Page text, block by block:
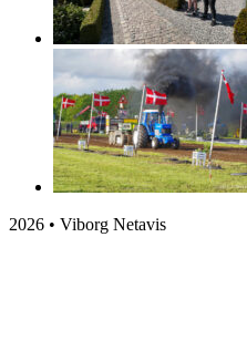
2026 • Viborg Netavis